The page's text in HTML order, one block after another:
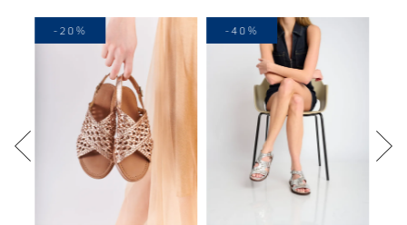
-40%
-20%